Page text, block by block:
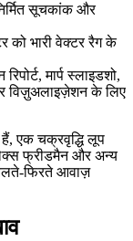
सूचकांक और
को भारी वेक्टर रैग के
मार्प स्लाइडशो,
विज़ुअलाइज़ेशन के लिए
एक चक्रवृद्धि लूप
फ्रीडमैन और अन्य
फिरते आवाज़